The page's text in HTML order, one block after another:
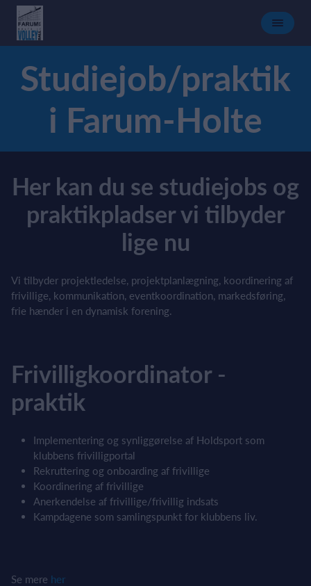
Studiejob/praktik
i Farum-Holte
Her kan du se studiejobs og
praktikpladser vi tilbyder
lige nu
Vi tilbyder projektledelse, projektplanlægning, koordinering af
frivillige, kommunikation, eventkoordination, markedsføring,
frie hænder i en dynamisk forening.
Frivilligkoordinator -
praktik
Implementering og synliggørelse af Holdsport som
klubbens frivilligportal
Rekruttering og onboarding af frivillige
Koordinering af frivillige
Anerkendelse af frivillige/frivillig indsats
Kampdagene som samlingspunkt for klubbens liv.
Se mere her